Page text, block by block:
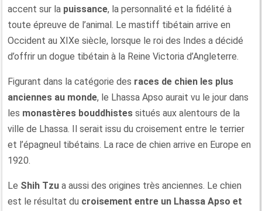
accent sur la puissance, la personnalité et la fidélité à
toute épreuve de l’animal. Le mastiff tibétain arrive en
Occident au XIXe siècle, lorsque le roi des Indes a décidé
d’offrir un dogue tibétain à la Reine Victoria d’Angleterre.
Figurant dans la catégorie des races de chien les plus
anciennes au monde, le Lhassa Apso aurait vu le jour dans
les monastères bouddhistes situés aux alentours de la
ville de Lhassa. Il serait issu du croisement entre le terrier
et l’épagneul tibétains. La race de chien arrive en Europe en
1920.
Le Shih Tzu a aussi des origines très anciennes. Le chien
est le résultat du croisement entre un Lhassa Apso et